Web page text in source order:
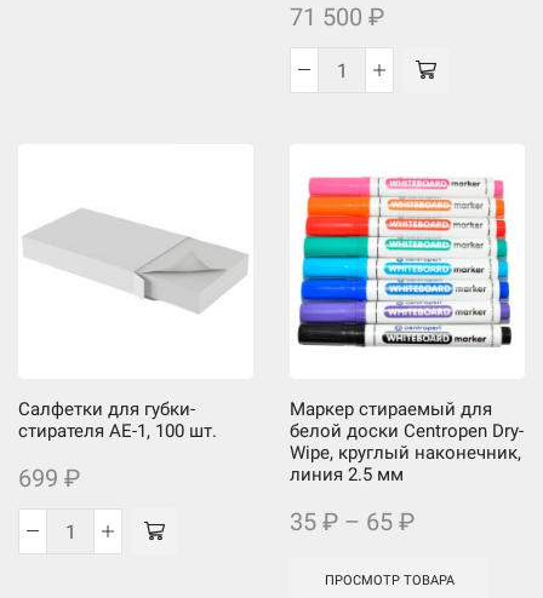
71 500 ₽
Количество
руководителя
Chairman
417
черное
(натуральная
кожа,
Салфетки для губки-
стирателя АЕ-1, 100 шт.
699 ₽
Количество
Маркер стираемый для
белой доски Centropen Dry-
Wipe, круглый наконечник,
линия 2.5 мм
35 ₽ – 65 ₽
ПРОСМОТР ТОВАРА